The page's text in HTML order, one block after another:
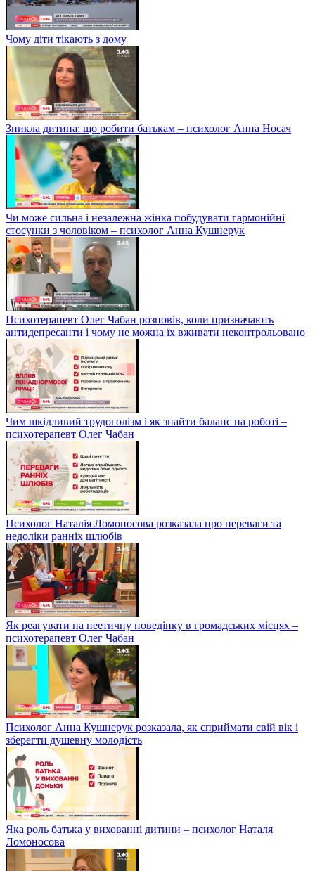
Чому діти тікають з дому
Зникла дитина: що робити батькам – психолог Анна Носач
Чи може сильна і незалежна жінка побудувати гармонійні
стосунки з чоловіком – психолог Анна Кушнерук
Психотерапевт Олег Чабан розповів, коли призначають
антидепресанти і чому не можна їх вживати неконтрольовано
Чим шкідливий трудоголізм і як знайти баланс на роботі –
психотерапевт Олег Чабан
Психолог Наталія Ломоносова розказала про переваги та
недоліки ранніх шлюбів
Як реагувати на неетичну поведінку в громадських місцях –
психотерапевт Олег Чабан
Психолог Анна Кушнерук розказала, як сприймати свій вік і
зберегти душевну молодість
Яка роль батька у вихованні дитини – психолог Наталя
Ломоносова